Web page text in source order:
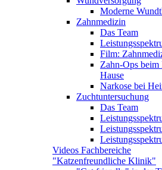
Moderne
Zahnmedizin
Das Team
Film:
Zahn-Ops
Hause
Narkose bei
Zuchtuntersuchung
Das Team
Videos Fachbereiche
"Katzenfreundliche Klinik"